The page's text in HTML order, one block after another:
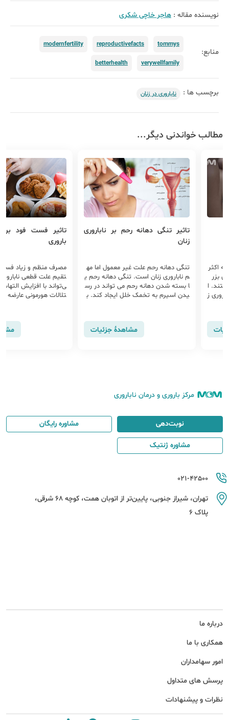
نویسنده مقاله : هاجر خاچی شکری
منابع:
tommys
reproductivefacts
modernfertility
verywellfamily
betterhealth
برچسب ها : ناباروری در زنان
مطالب خواندنی دیگر...
رحم بر ناباروری
غیر معمول اما مه
تنگی دهانه رحم ی
می تواند در رس
خلل ایجاد کند. ب
مشاهدهٔ جزئیات
تاثیر فست فود بر هورمون هاي
مصرف منظم و زیاد فست‌فود به‌طور مس
تقیم علت قطعی ناباروری نیست، اما م
ی‌تواند با افزایش التهاب، اضافه‌وزن واخ
تلالات هورمونی عارضه ای ایجاد کند که
ثیراتی مثل...
مشاهدهٔ جزئیات
تاثیر
مصرف
لال در
ی، آسیب
ض جدی در
را بررسی
مرکز باروری و درمان ناباروری
درباره ما
همکاری با ما
امور سهامداران
پرسش های متداول
نظرات و پیشنهادات
021-42500
تهران، شیراز جنوبی، پایین‌تر از اتوبان همت، کوچه 68 شرقی،
پلاک 6
نوبت‌دهی مشاوره رایگان
مشاوره ژنتیک